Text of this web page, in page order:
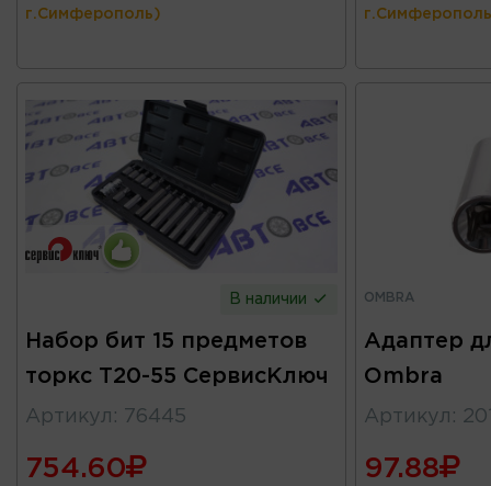
г.Симферополь)
В наличии
Набор бит 15 предметов
торкс Т20-55 СервисКлюч
Артикул : 76445
754.60
OMBRA
Адаптер
Ombra
Артикул :
97.88